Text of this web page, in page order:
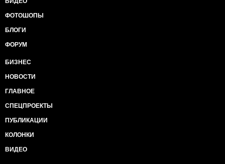
ФОТОШОПЫ
БЛОГИ
ФОРУМ
БИЗНЕС
НОВОСТИ
ГЛАВНОЕ
СПЕЦПРОЕКТЫ
ПУБЛИКАЦИИ
КОЛОНКИ
ВИДЕО